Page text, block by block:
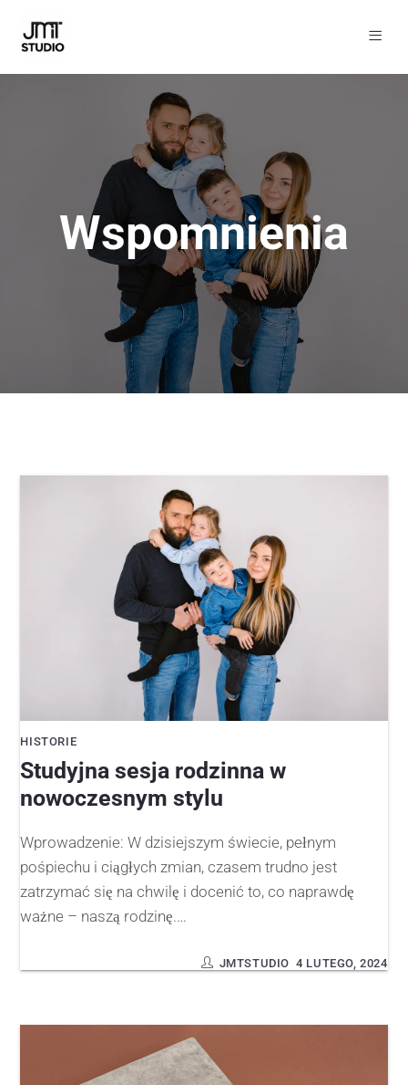
Wspomnienia
HISTORIE
Studyjna sesja rodzinna w
nowoczesnym stylu
Wprowadzenie: W dzisiejszym świecie, pełnym
pośpiechu i ciągłych zmian, czasem trudno jest
zatrzymać się na chwilę i docenić to, co naprawdę
ważne – naszą rodzinę.…
4 LUTEGO, 2024
JMTSTUDIO